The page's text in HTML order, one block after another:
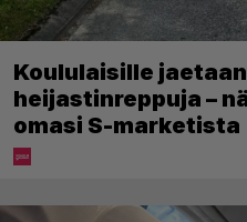
Koululaisille
heijastinreppuja –
omasi S-marketista